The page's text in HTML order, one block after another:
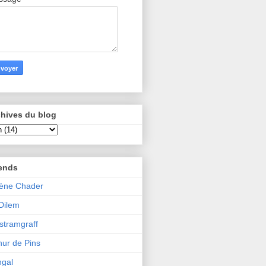
du blog
Chader
de Pins